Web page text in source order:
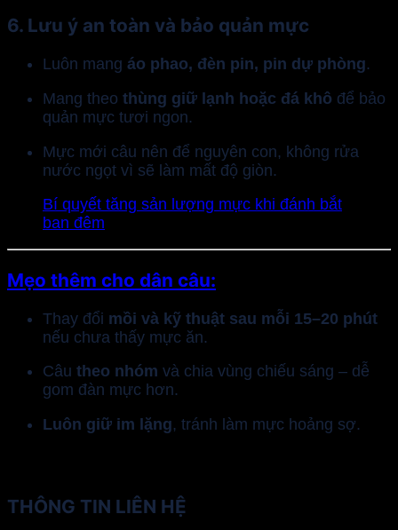
6. Lưu ý an toàn và bảo quản mực
Luôn mang áo phao, đèn pin, pin dự phòng.
Mang theo thùng giữ lạnh hoặc đá khô để bảo
quản mực tươi ngon.
Mực mới câu nên để nguyên con, không rửa
nước ngọt vì sẽ làm mất độ giòn.
Bí quyết tăng sản lượng mực khi đánh bắt
ban đêm
Mẹo thêm cho dân câu:
Thay đổi mồi và kỹ thuật sau mỗi 15–20 phút
nếu chưa thấy mực ăn.
Câu theo nhóm và chia vùng chiếu sáng – dễ
gom đàn mực hơn.
Luôn giữ im lặng, tránh làm mực hoảng sợ.
THÔNG TIN LIÊN HỆ